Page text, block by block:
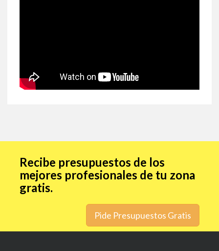
Recibe presupuestos de los
mejores profesionales de tu zona
gratis.
Pide Presupuestos Gratis